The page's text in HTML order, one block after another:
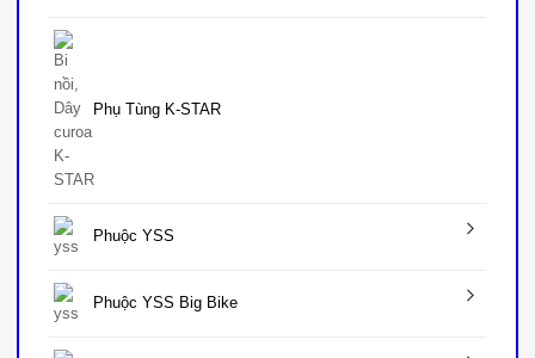
Phụ Tùng K-STAR
Phuộc YSS
Phuộc YSS Big Bike